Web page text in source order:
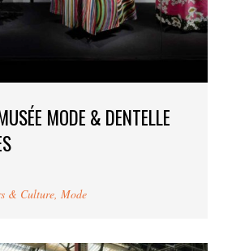
MODE & DENTELLE
& Culture Mode